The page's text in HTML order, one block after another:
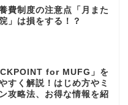
費制度の注意点「月また
」は損をする！？
for MUFG」を
すく解説！はじめ方やミ
攻略法、お得な情報を紹